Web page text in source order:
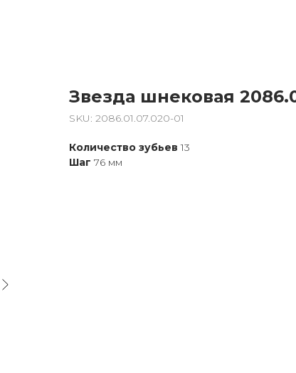
Звезда шнековая
SKU: 2086.01.07.020-01
Количество зубьев13
Шаг 76 мм